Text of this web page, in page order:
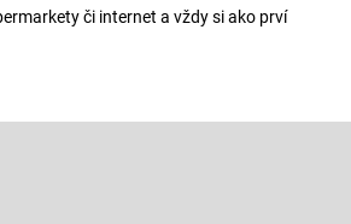
či internet a vždy si ako prví